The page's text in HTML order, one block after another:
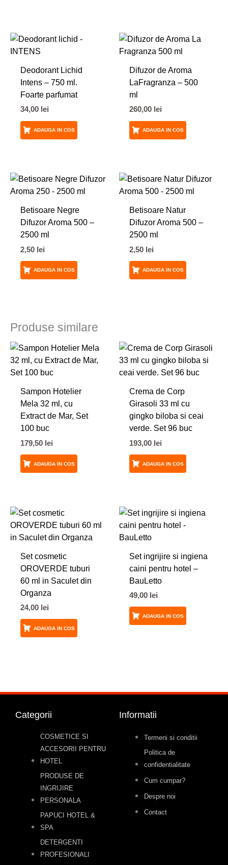
Deodorant Lichid
Intens – 750 ml.
Foarte parfumat
34,00 lei
ADAUGA IN COS
Difuzor de Aroma
LaFragranza – 500
ml
260,00 lei
ADAUGA IN COS
Betisoare Negre
Difuzor Aroma 500 –
2500 ml
2,50 lei
ADAUGA IN COS
Betisoare Natur
Difuzor Aroma 500 –
2500 ml
2,50 lei
ADAUGA IN COS
Produse similare
Sampon Hotelier
Mela 32 ml, cu
Extract de Mar, Set
100 buc
179,50 lei
ADAUGA IN COS
Crema de Corp
Girasoli 33 ml cu
gingko biloba si ceai
verde. Set 96 buc
193,00 lei
ADAUGA IN COS
Set cosmetic
OROVERDE tuburi
60 ml in Saculet din
Organza
24,00 lei
ADAUGA IN COS
Set ingrijire si ingiena
caini pentru hotel –
BauLetto
49,00 lei
ADAUGA IN COS
Categorii
COSMETICE SI
ACCESORII PENTRU
HOTEL
PRODUSE DE
INGRIJIRE
PERSONALA
PAPUCI HOTEL &
SPA
DETERGENTI
PROFESIONALI
Informatii
Termeni si conditii
Politica de
confidentialitate
Cum cumpar?
Despre noi
Contact